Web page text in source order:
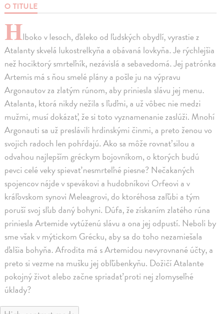
O TITULE
Hlboko v lesoch, ďaleko od ľudských obydlí, vyrastie z
Atalanty skvelá lukostrelkyňa a obávaná lovkyňa. Je rýchlejšia
než hociktorý smrteľník, nezávislá a sebavedomá. Jej patrónka
Artemis má s ňou smelé plány a pošle ju na výpravu
Argonautov za zlatým rúnom, aby priniesla slávu jej menu.
Atalanta, ktorá nikdy nežila s ľuďmi, a už vôbec nie medzi
mužmi, musí dokázať, že si toto vyznamenanie zaslúži. Mnohí
Argonauti sa už preslávili hrdinskými činmi, a preto ženou vo
svojich radoch len pohŕdajú. Ako sa môže rovnať silou a
odvahou najlepším gréckym bojovníkom, o ktorých budú
pevci celé veky spievať nesmrteľné piesne? Nečakaných
spojencov nájde v spevákovi a hudobníkovi Orfeovi a v
kráľovskom synovi Meleagrovi, do ktoréhosa zaľúbi a tým
poruší svoj sľub daný bohyni. Dúfa, že získaním zlatého rúna
priniesla Artemide vytúženú slávu a ona jej odpustí. Neboli by
sme však v mýtickom Grécku, aby sa do toho nezamiešala
ďalšia bohyňa. Afrodita má s Artemidou nevyrovnané účty, a
preto si vezme na mušku jej obľúbenkyňu. Dožičí Atalante
pokojný život alebo začne spriadať proti nej zlomyseľné
úklady?